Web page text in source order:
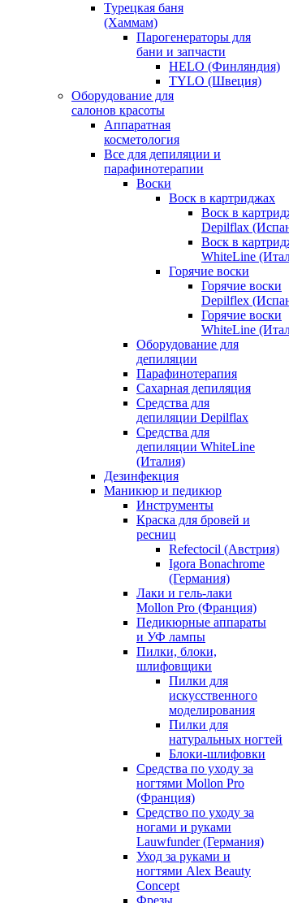
Турецкая баня
(Хаммам)
Парогенераторы для
бани и запчасти
HELO (Финляндия)
TYLO (Швеция)
Оборудование для
салонов красоты
Аппаратная
косметология
Все для депиляции и
парафинотерапии
Воски
Воск в картриджах
Воск в
Depilflax
Воск в
WhiteLine
Горячие воски
Горячие воски
Depilflex
Горячие воски
WhiteLine
Оборудование для
депиляции
Парафинотерапия
Сахарная депиляция
Средства для
депиляции Depilflax
Средства для
депиляции WhiteLine
(Италия)
Дезинфекция
Маникюр и педикюр
Инструменты
Краска для бровей и
ресниц
Refectocil (Австрия)
Igora Bonachrome
(Германия)
Лаки и гель-лаки
Mollon Pro (Франция)
Педикюрные аппараты
и УФ лампы
Пилки, блоки,
шлифовщики
Пилки для
искусственного
моделирования
Пилки для
натуральных ногтей
Блоки-шлифовки
Средства по уходу за
ногтями Mollon Pro
(Франция)
Средство по уходу за
ногами и руками
Lauwfunder (Германия)
Уход за руками и
ногтями Alex Beauty
Concept
Фрезы